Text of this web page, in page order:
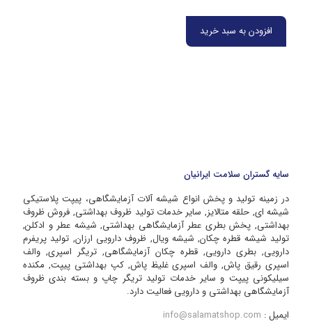
افزودن به سبد خرید
سایه گستران سلامت ایرانیان
در زمینه تولید و پخش انواع شیشه آلات آزمایشگاهی، پیپت پلاستیکی
شیشه ای, حلقه متالایز, سایر خدمات تولید ظروف بهداشتی, فروش ظروف
بهداشتی, پخش بطری عطر آزمایشگاهی بهداشتی, شیشه عطر و ادکلن,
تولید شیشه قطره چکان, شیشه ویال, ظروف دارویی ارزان, تولید پریفرم
دارویی, بطری دارویی, قطره چکان آزمایشگاهی, تریگر اسپری, والف
اسپری رقیق پاش, والف اسپری غلیظ پاش, کپ بهداشتی پیپت, مکنده
سیلیکونی پیپت و سایر خدمات تولید تریگر چاپ و بسته بندی ظروف
آزمایشگاهی بهداشتی و دارویی فعالیت دارد.
ایمیل : info@salamatshop.com